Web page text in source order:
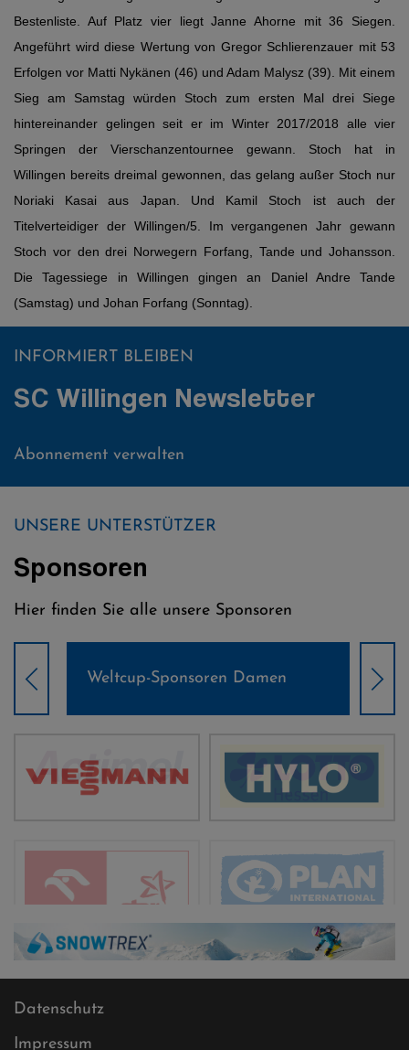
Bestenliste. Auf Platz vier liegt Janne Ahorne mit 36 Siegen.
Angeführt wird diese Wertung von Gregor Schlierenzauer mit 53
Erfolgen vor Matti Nykänen (46) und Adam Malysz (39). Mit einem
Sieg am Samstag würden Stoch zum ersten Mal drei Siege
hintereinander gelingen seit er im Winter 2017/2018 alle vier
Springen der Vierschanzentournee gewann. Stoch hat in
Willingen bereits dreimal gewonnen, das gelang außer Stoch nur
Noriaki Kasai aus Japan. Und Kamil Stoch ist auch der
Titelverteidiger der Willingen/5. Im vergangenen Jahr gewann
Stoch vor den drei Norwegern Forfang, Tande und Johansson.
Die Tagessiege in Willingen gingen an Daniel Andre Tande
(Samstag) und Johan Forfang (Sonntag).
INFORMIERT BLEIBEN
SC Willingen Newsletter
Abonnement verwalten
UNSERE UNTERSTÜTZER
Sponsoren
Hier finden Sie alle unsere Sponsoren
Weltcup-Sponsoren Damen